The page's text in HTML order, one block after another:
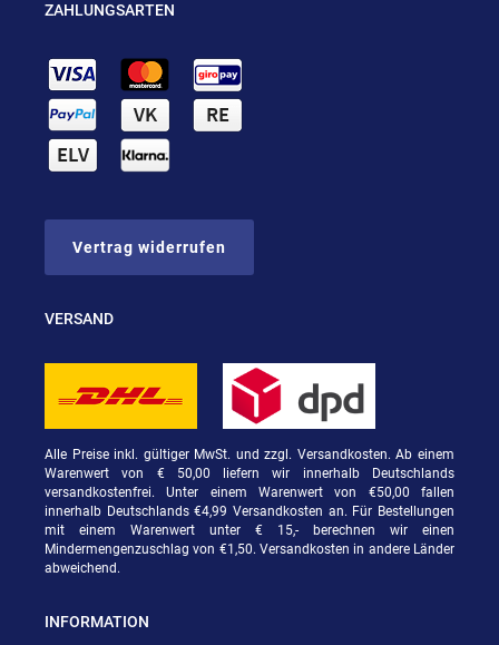
ZAHLUNGSARTEN
Vertrag widerrufen
VERSAND
Alle Preise inkl. gültiger MwSt. und zzgl. Versandkosten. Ab einem
Warenwert von € 50,00 liefern wir innerhalb Deutschlands
versandkostenfrei. Unter einem Warenwert von €50,00 fallen
innerhalb Deutschlands €4,99 Versandkosten an. Für Bestellungen
mit einem Warenwert unter € 15,- berechnen wir einen
Mindermengenzuschlag von €1,50. Versandkosten in andere Länder
abweichend.
INFORMATION